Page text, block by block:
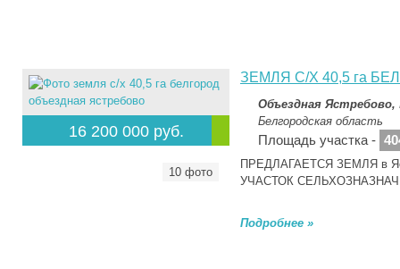
16 200 000 руб.
10 фото
ЗЕМЛЯ С/Х 40,5 га
Объездная Ястребово,
Белгородская область
Площадь участка -
ПРЕДЛАГАЕТСЯ ЗЕМЛЯ в
УЧАСТОК
Подробнее »